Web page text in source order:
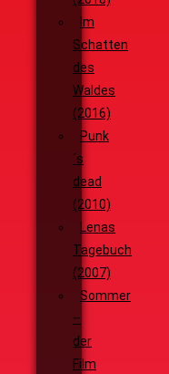
Im
Schatten
des
Waldes
(2016)
Punk
´s
dead
(2010)
Lenas
Tagebuch
(2007)
Sommer
–
der
Film